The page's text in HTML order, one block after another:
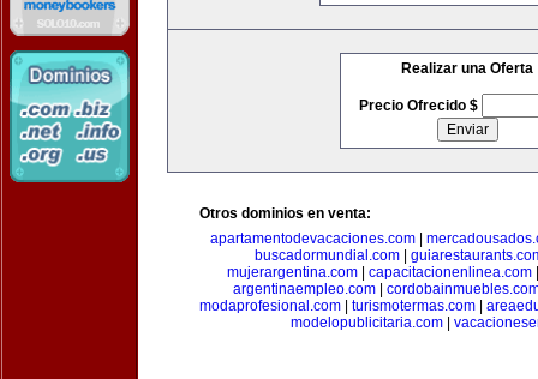
Realizar una Oferta
Precio Ofrecido $
Otros dominios en venta:
apartamentodevacaciones.com|
buscadormundial.com|
mujerargentina.com| capacitacionenlinea.com
argentinaempleo.com|
modaprofesional.com
turismotermas.com
modelopublicitaria.com